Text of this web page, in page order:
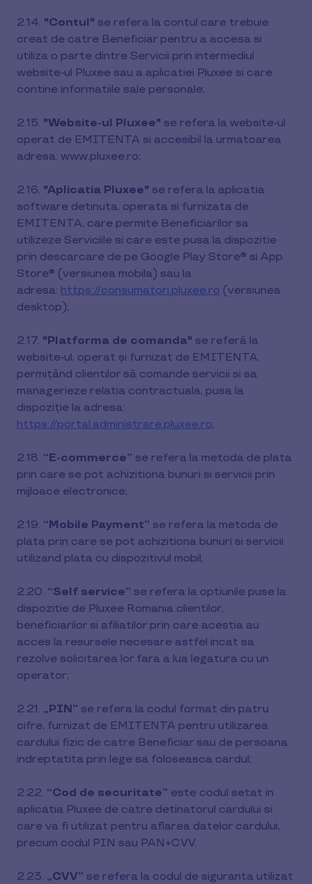
2.14. "Contul" se refera la contul care trebuie
creat de catre Beneficiar pentru a accesa si
utiliza o parte dintre Servicii prin intermediul
website-ul Pluxee sau a aplicatiei Pluxee si care
contine informatiile sale personale;
2.15. "Website-ul Pluxee" se refera la website-ul
operat de EMITENTA si accesibil la urmatoarea
adresa: www.pluxee.ro;
2.16. "Aplicatia Pluxee" se refera la aplicatia
software detinuta, operata si furnizata de
EMITENTA, care permite Beneficiarilor sa
utilizeze Serviciile si care este pusa la dispozitie
prin descarcare de pe Google Play Store® si App
Store® (versiunea mobila) sau la
adresa: https://consumatori.pluxee.ro (versiunea
desktop);
2.17. "Platforma de comanda" se referă la
website-ul, operat și furnizat de EMITENTA,
permițând clientilor să comande servicii si sa
managerieze relatia contractuala, pusa la
dispoziție la adresa:
https://portal.administrare.pluxee.ro;
2.18. “E-commerce” se refera la metoda de plata
prin care se pot achizitiona bunuri si servicii prin
mijloace electronice;
2.19. “Mobile Payment” se refera la metoda de
plata prin care se pot achizitiona bunuri si servicii
utilizand plata cu dispozitivul mobil;
2.20. “Self service” se refera la optiunile puse la
dispozitie de Pluxee Romania clientilor,
beneficiarilor si afiliatilor prin care acestia au
acces la resursele necesare astfel incat sa
rezolve solicitarea lor fara a lua legatura cu un
operator;
2.21. „PIN” se refera la codul format din patru
cifre, furnizat de EMITENTA pentru utilizarea
cardului fizic de catre Beneficiar sau de persoana
indreptatita prin lege sa foloseasca cardul;
2.22. “Cod de securitate” este codul setat in
aplicatia Pluxee de catre detinatorul cardului si
care va fi utilizat pentru aflarea datelor cardului,
precum codul PIN sau PAN+CVV.
2.23. „CVV” se refera la codul de siguranta utilizat